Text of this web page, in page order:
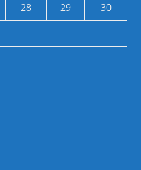
28 29
30